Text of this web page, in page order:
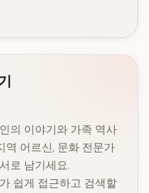
의 이야기와 가족 역사
역 어르신, 문화 전문가
로 남기세요.
쉽게 접근하고 검색할